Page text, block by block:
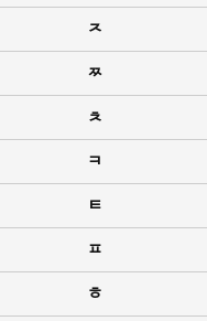
ㅈ
ㅉ
ㅊ
ㅋ
ㅌ
ㅍ
ㅎ